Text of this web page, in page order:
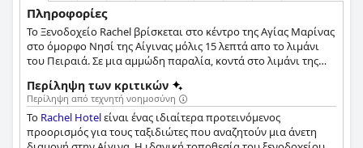
Πληροφορίες
Το Ξενοδοχείο Rachel βρίσκεται στο κέντρο της Αγίας Μαρίνας
στο όμορφο Νησί της Αίγινας μόλις 15 λεπτά απο το λιμάνι
του Πειραιά. Σε μια αμμώδη παραλία, κοντά στο λιμάνι της
Περίληψη των κριτικών
Περίληψη από τεχνητή νοημοσύνη
Το Rachel Hotelείναι ένας ιδιαίτερα προτεινόμενος
προορισμός για τους ταξιδιώτες που αναζητούν μια άνετη